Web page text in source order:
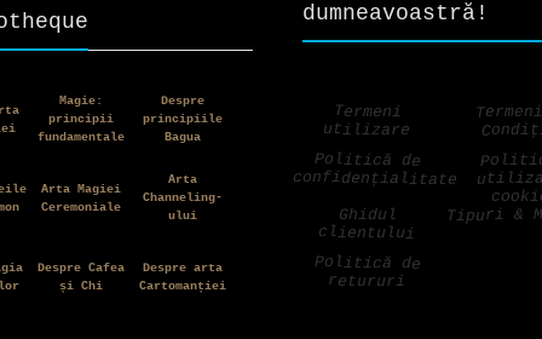
Magie:
principii
fundamentale
Despre
principiile
Bagua
Arta Magiei
Ceremoniale
Arta
Channeling-
ului
Despre Cafea
și Chi
Despre arta
Cartomanției
dumneavoastră!
Termeni
utilizare
Politică de
confidențialitate
Ghidul
clientului
Tipuri &
Politică de
retururi